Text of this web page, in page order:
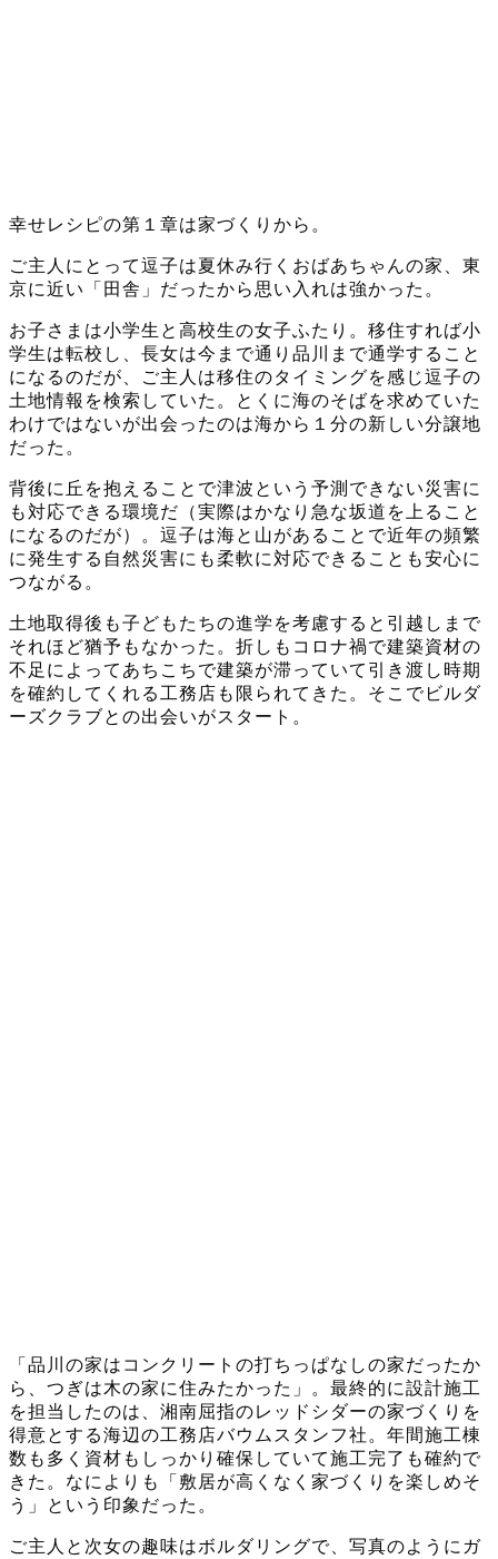
幸せレシピの第１章は家づくりから。
ご主人にとって逗子は夏休み行くおばあちゃんの家、東
京に近い「田舎」だったから思い入れは強かった。
お子さまは小学生と高校生の女子ふたり。移住すれば小
学生は転校し、長女は今まで通り品川まで通学すること
になるのだが、ご主人は移住のタイミングを感じ逗子の
土地情報を検索していた。とくに海のそばを求めていた
わけではないが出会ったのは海から１分の新しい分譲地
だった。
背後に丘を抱えることで津波という予測できない災害に
も対応できる環境だ（実際はかなり急な坂道を上ること
になるのだが）。逗子は海と山があることで近年の頻繁
に発生する自然災害にも柔軟に対応できることも安心に
つながる。
土地取得後も子どもたちの進学を考慮すると引越しまで
それほど猶予もなかった。折しもコロナ禍で建築資材の
不足によってあちこちで建築が滞っていて引き渡し時期
を確約してくれる工務店も限られてきた。そこでビルダ
ーズクラブとの出会いがスタート。
「品川の家はコンクリートの打ちっぱなしの家だったか
ら、つぎは木の家に住みたかった」。最終的に設計施工
を担当したのは、湘南屈指のレッドシダーの家づくりを
得意とする海辺の工務店バウムスタンフ社。年間施工棟
数も多く資材もしっかり確保していて施工完了も確約で
きた。なによりも「敷居が高くなく家づくりを楽しめそ
う」という印象だった。
ご主人と次女の趣味はボルダリングで、写真のようにガ